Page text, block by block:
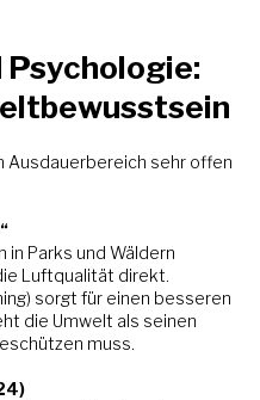
Psychologie:
Ausdauerbereich sehr offen
in Parks und Wäldern
Luftqualität direkt.
sorgt für einen besseren
die Umwelt als seinen
muss.